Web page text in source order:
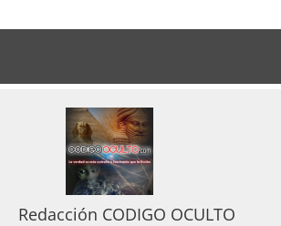
Redacción CODIGO OCULTO